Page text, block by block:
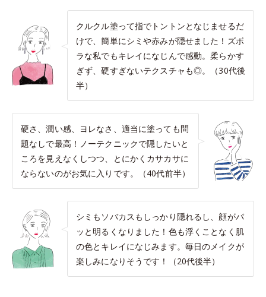
クルクル塗って指でトントンとなじませるだ
けで、簡単にシミや赤みが隠せました！ズボ
ラな私でもキレイになじんで感動。柔らかす
ぎず、硬すぎないテクスチャも◎。（30代後
半）
硬さ、潤い感、ヨレなさ、適当に塗っても問
題なしで最高！ノーテクニックで隠したいと
ころを見えなくしつつ、とにかくカサカサに
ならないのがお気に入りです。（40代前半）
シミもソバカスもしっかり隠れるし、顔がパ
ッと明るくなりました！色も浮くことなく肌
の色とキレイになじみます。毎日のメイクが
楽しみになりそうです！（20代後半）